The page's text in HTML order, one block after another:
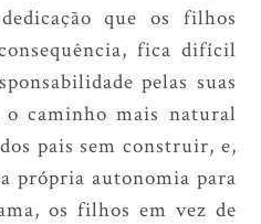
que os filhos
fica difícil
pelas suas
o caminho mais natural
pais sem construir, e,
própria autonomia para
os filhos em vez de